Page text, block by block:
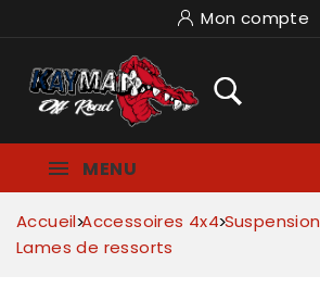
Mon compte
MENU
Accueil Accessoires 4x4 Suspension
Lames de ressorts